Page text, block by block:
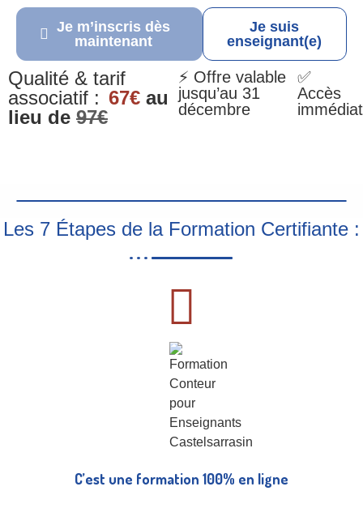
Je m’inscris dès
maintenant
Je suis
enseignant(e)
Qualité & tarif
associatif : 67€ au
lieu de 97€
⚡ Offre valable
jusqu’au 31
décembre
✅
Accès
immédiat
Les 7 Étapes de la Formation Certifiante :
C’est une formation 100% en ligne